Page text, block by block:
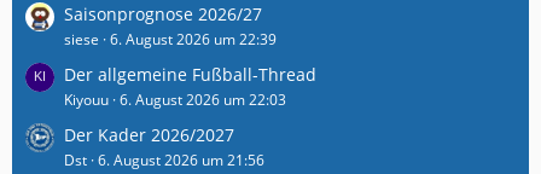
Saisonprognose 2026/27
siese 6. August 2026 um 22:39
Der allgemeine Fußball-Thread
Kiyouu 6. August 2026 um 22:03
Der Kader 2026/2027
Dst 6. August 2026 um 21:56